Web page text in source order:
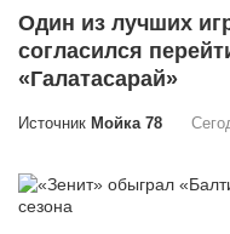
Один из лучших
согласился
«Галатасарай»
Источник Мойка 78